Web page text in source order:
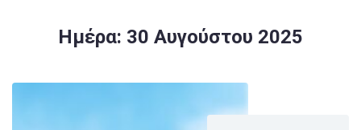
Ημέρα: 30 Αυγούστου 2025